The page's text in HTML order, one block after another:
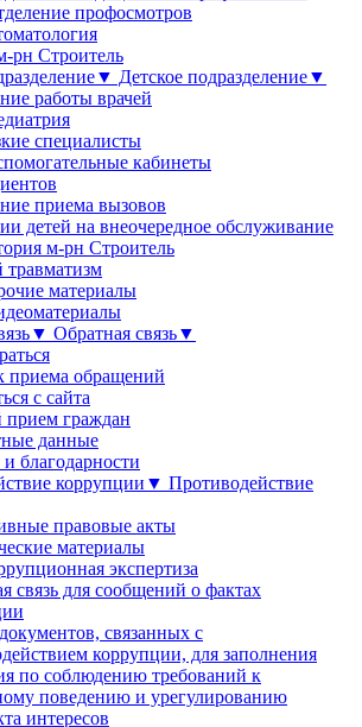
профосмотров
Строитель
Детское подразделение▼
работы врачей
специалисты
кабинеты
приема вызовов
детей на внеочередное обслуживание
м-рн Строитель
травматизм
материалы
Обратная связь▼
приема обращений
с сайта
граждан
данные
благодарности
Противодействие
правовые акты
материалы
экспертиза
связь для сообщений о фактах
связанных с
коррупции, для заполнения
по соблюдению требований к
поведению и урегулированию
интересов